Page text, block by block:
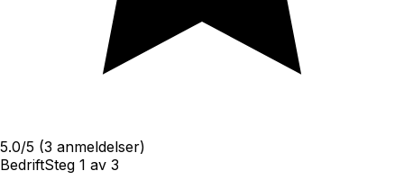
5.0/5 (3 anmeldelser)
BedriftSteg 1 av 3